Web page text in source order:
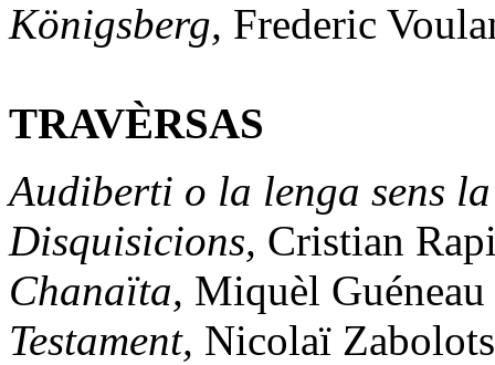
Königsberg, Frederic
TRAVÈRSAS
Audiberti o la lenga sens
Disquisicions, Cristian
Chanaïta, Miquèl Guéneau
Testament, Nicolaï